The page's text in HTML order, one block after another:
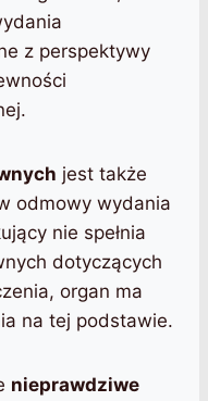
z perspektywy
jest także
odmowy wydania
nie spełnia
dotyczących
organ ma
na tej podstawie.
nieprawdziwe